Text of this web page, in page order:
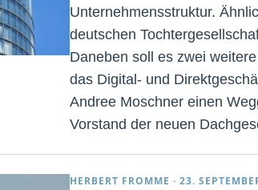
Unternehmensstruktur.
deutschen
Daneben soll es zwei
das Digital- und
Andree Moschner einen
Vorstand der neuen
HERBERT FROMME · 23.